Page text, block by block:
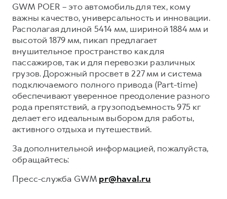
GWM POER – это автомобиль для тех, кому
важны качество, универсальность и инновации.
Располагая длиной 5414 мм, шириной 1884 мм и
высотой 1879 мм, пикап предлагает
внушительное пространство как для
пассажиров, так и для перевозки различных
грузов. Дорожный просвет в 227 мм и система
подключаемого полного привода (Part-time)
обеспечивают уверенное преодоление разного
рода препятствий, а грузоподъемность 975 кг
делает его идеальным выбором для работы,
активного отдыха и путешествий.
За дополнительной информацией, пожалуйста,
обращайтесь:
Пресс-служба GWM pr@haval.ru